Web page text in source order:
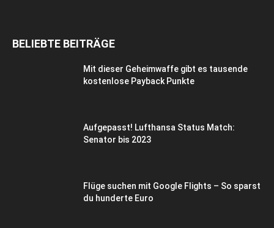
BELIEBTE BEITRÄGE
Mit dieser Geheimwaffe gibt es tausende
kostenlose Payback Punkte
Aufgepasst! Lufthansa Status Match:
Senator bis 2023
Flüge suchen mit Google Flights – So sparst
du hunderte Euro